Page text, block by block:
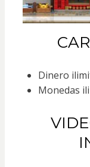
Dinero
Monedas